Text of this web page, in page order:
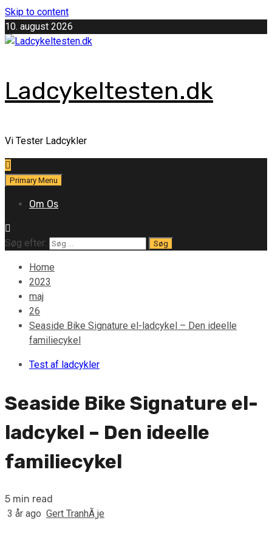
Skip to content
10. august 2026
Ladcykeltesten.dk
Vi Tester Ladcykler
Primary Menu
Om Os
Søg efter:
Home
2023
maj
26
Seaside Bike Signature el-ladcykel – Den ideelle
familiecykel
Test af ladcykler
Seaside Bike Signature el-
ladcykel – Den ideelle
familiecykel
5 min read
3 år ago Gert TranhÃ¸je